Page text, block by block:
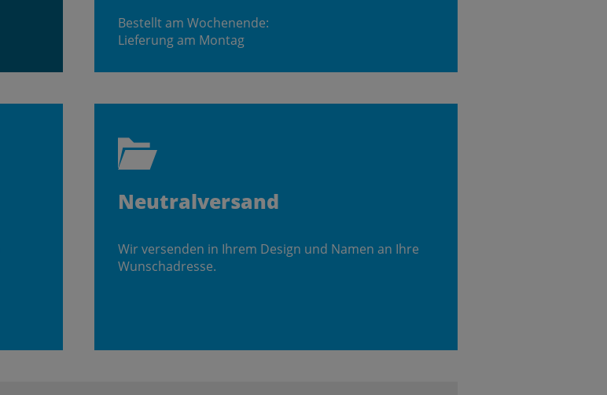
Bestellt am Wochenende:
Lieferung am Montag
Neutralversand
Wir versenden in Ihrem Design und Namen an Ihre
Wunschadresse.